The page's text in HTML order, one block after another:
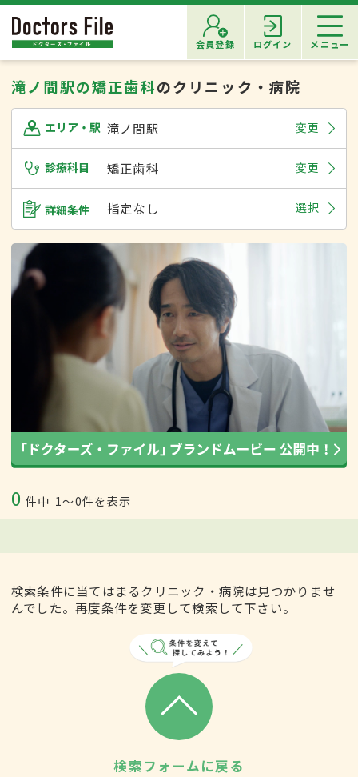
会員登録 ログイン メニュー
滝ノ間駅の矯正歯科のクリニック・病院
エリア・駅 滝ノ間駅 変更
診療科目 矯正歯科 変更
詳細条件 指定なし 選択
0 件中 1〜0件を表示
検索条件に当てはまるクリニック・病院は見つかりませ
んでした。再度条件を変更して検索して下さい。
検索フォームに戻る